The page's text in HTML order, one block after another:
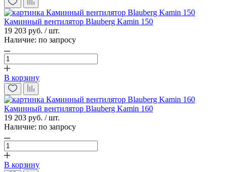
Каминный вентилятор Blauberg Kamin 150
19 203 руб. / шт.
Наличие: по запросу
В корзину
Каминный вентилятор Blauberg Kamin 160
19 203 руб. / шт.
Наличие: по запросу
В корзину